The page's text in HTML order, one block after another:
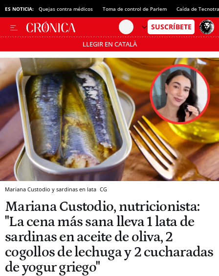
ES NOTICIA: Quejas contra médicos Toma de control de Parlem Caída de
LLEGIR EN CATALÀ
Pásate al MODO AHORRO
Mariana Custodio y sardinas en lata CG
Mariana Custodio, nutricionista:
"La cena más sana lleva 1 lata de
sardinas en aceite de oliva, 2
cogollos de lechuga y 2 cucharadas
de yogur griego"